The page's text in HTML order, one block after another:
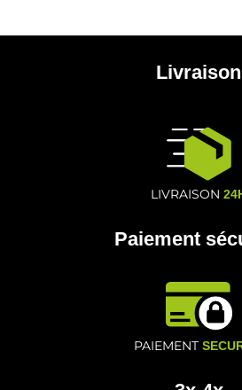
Livraison
LIVRAISON
Paiement
PAIEMENT